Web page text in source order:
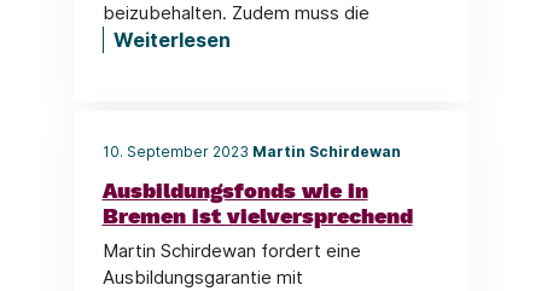
beizubehalten. Zudem muss die
Weiterlesen
10. September 2023 Martin Schirdewan
Ausbildungsfonds wie in
Bremen ist vielversprechend
Martin Schirdewan fordert eine
Ausbildungsgarantie mit